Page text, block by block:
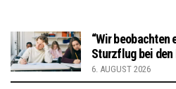
“Wir beobachten
Sturzflug bei
6. AUGUST 2026